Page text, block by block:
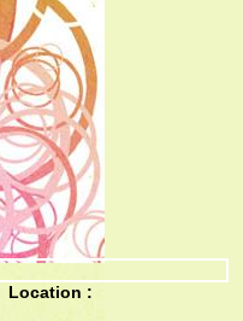
Location :